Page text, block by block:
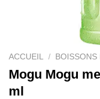
ACCUEIL /
Mogu Mogu
ml